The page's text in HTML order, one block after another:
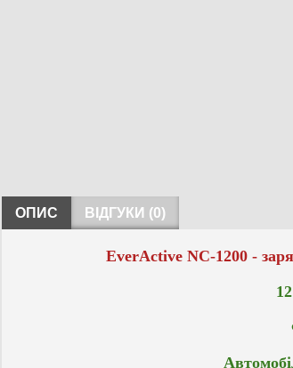
ОПИС ВІДГУКИ (0)
EverActive NC-1200 -